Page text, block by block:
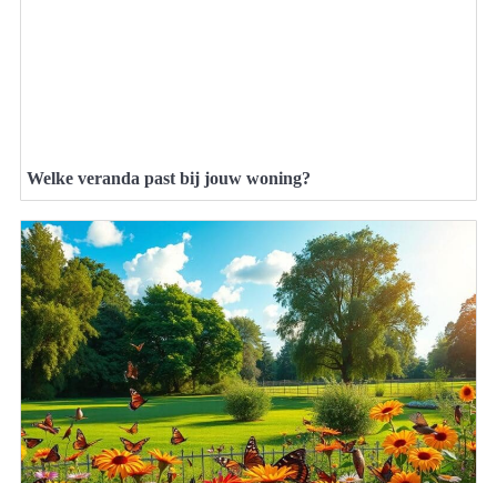
Welke veranda past bij jouw woning?